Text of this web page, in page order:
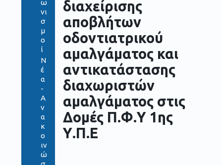
ω
νι
σ
μ
ο
ί
Ν
έ
α
-
Α
ν
α
κ
ο
ιν
ώ
διαχείρισης
αποβλήτων
οδοντιατρικού
αμαλγάματος και
αντικατάστασης
διαχωριστών
αμαλγάματος στις
Δομές Π.Φ.Υ 1ης
Υ.Π.Ε